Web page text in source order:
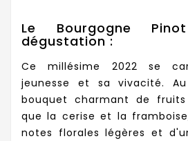
Le Bourgogne
dégustation :
Ce millésime 2022 se
jeunesse et sa vivacité.
bouquet charmant de
que la cerise et la
notes florales légères et